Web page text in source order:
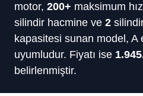
motor, 200+ maksimum
silindir hacmine ve 2
kapasitesi sunan model, A
uyumludur. Fiyatı ise
belirlenmiştir.